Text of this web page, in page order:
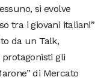
si evolve
tra i giovani italiani”
da un Talk,
gli
di Mercato